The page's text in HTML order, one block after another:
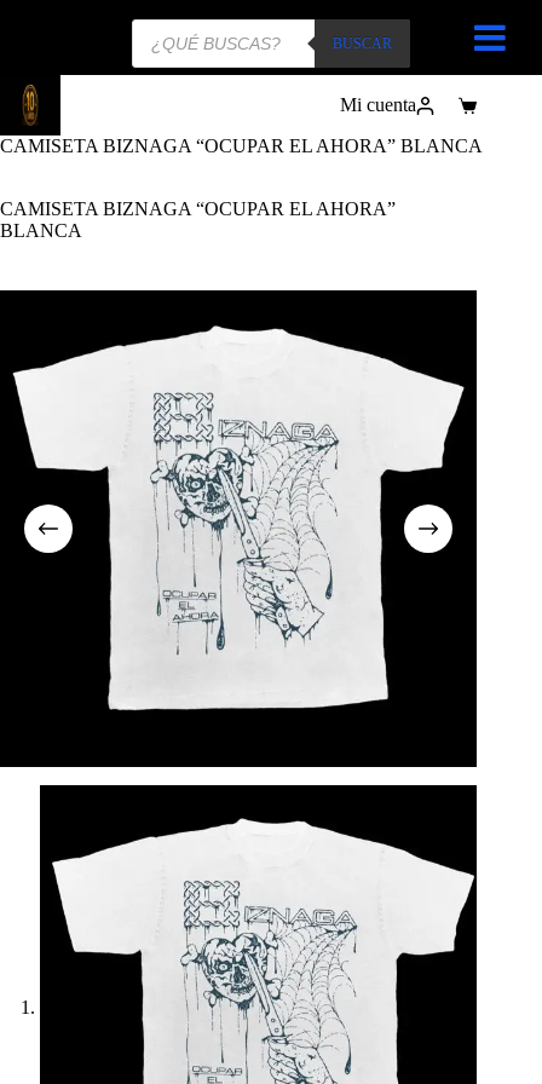
Búsqueda
BUSCAR
Mi cuenta
Carro
de
compra
CAMISETA BIZNAGA “OCUPAR EL AHORA” BLANCA
CAMISETA BIZNAGA “OCUPAR EL AHORA”
BLANCA